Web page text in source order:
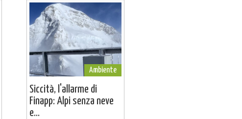
Ambiente
Siccità, l'allarme di
Finapp: Alpi senza neve
e...